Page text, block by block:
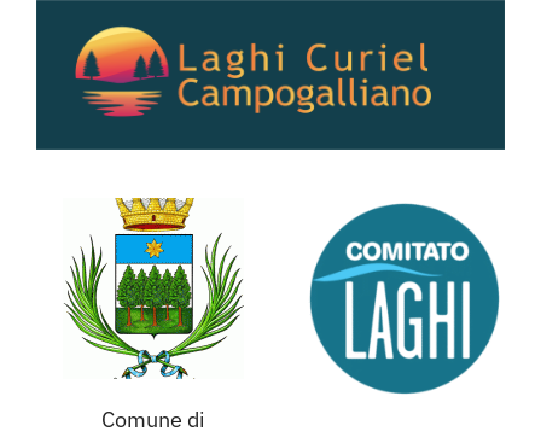
contenuto
Comune di